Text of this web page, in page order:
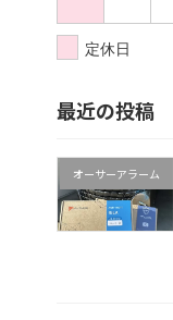
定休日
最近の投稿
オーサーアラーム